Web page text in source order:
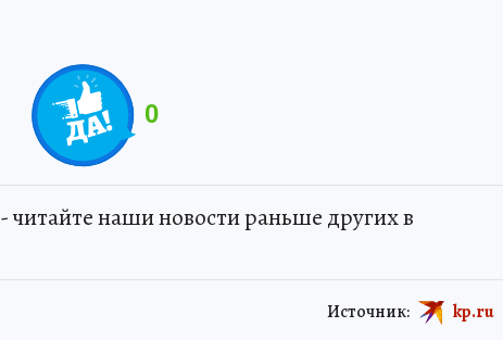
0
наши новости раньше других в
Источник: kp.ru